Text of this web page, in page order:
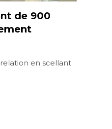
de 900
en scellant